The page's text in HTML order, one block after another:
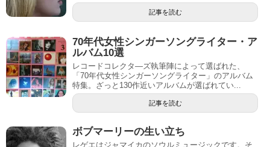
記事を読む
70年代女性シンガーソングライター・ア
ルバム10選
レコードコレクタ―ズ執筆陣によって選ばれた、
「70年代女性シンガーソングライター」のアルバム
特集。ざっと130作近いアルバムが選ばれてい...
記事を読む
ボブマーリーの生い立ち
レゲエはジャマイカのソウルミュージックです。そ